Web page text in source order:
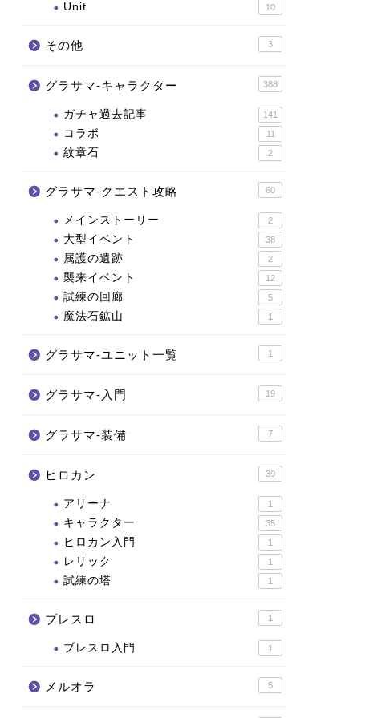
Unit 10
その他 3
グラサマ-キャラクター 388
ガチャ過去記事 141
コラボ 11
紋章石 2
グラサマ-クエスト攻略 60
メインストーリー 2
大型イベント 38
属護の遺跡 2
襲来イベント 12
試練の回廊 5
魔法石鉱山 1
グラサマ-ユニット一覧 1
グラサマ-入門 19
グラサマ-装備 7
ヒロカン 39
アリーナ 1
キャラクター 35
ヒロカン入門 1
レリック 1
試練の塔 1
ブレスロ 1
ブレスロ入門 1
メルオラ 5